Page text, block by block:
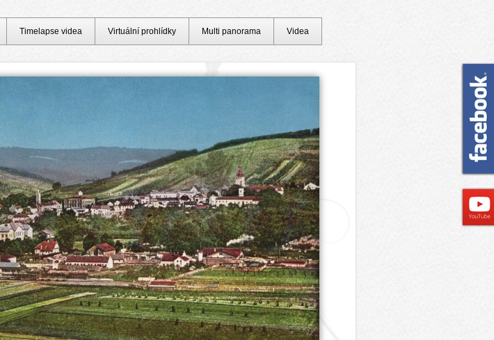
Timelapse videa Virtuální prohlídky Multi panorama Videa